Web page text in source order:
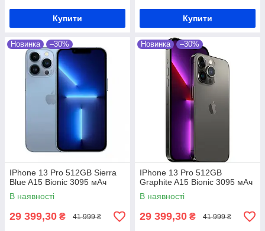
Купити Купити
Новинка –30%
IPhone 13 Pro 512GB Sierra
Blue A15 Bionic 3095 мАч
В наявності
29 399,30 ₴ 41 999 ₴
Новинка –30%
IPhone 13 Pro 512GB
Graphite A15 Bionic 3095 мАч
В наявності
29 399,30 ₴ 41 999 ₴